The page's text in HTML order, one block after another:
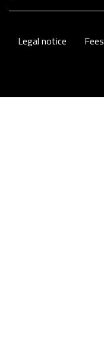
Legal notice Fees